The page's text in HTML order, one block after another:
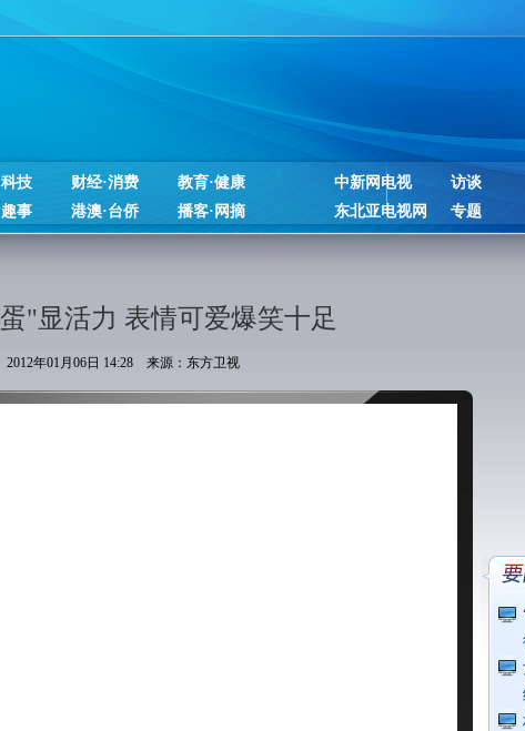
技 财经·消费
教育·健康
事 港澳·台侨 播客·网摘
中新网电视
访谈
东北亚电视网
专题
"显活力 表情可爱爆笑十足
2012年01月06日 14:28 来源：东方卫视